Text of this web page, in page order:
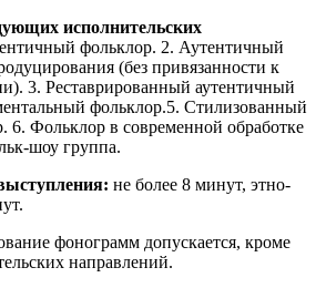
исполнительских
фольклор. 2. Аутентичный
(без привязанности к
3. Реставрированный аутентичный
фольклор.5. Стилизованный
6. Фольклор в современной обработке
шоу группа.
не более 8 минут, этно-
фонограмм допускается, кроме
направлений.